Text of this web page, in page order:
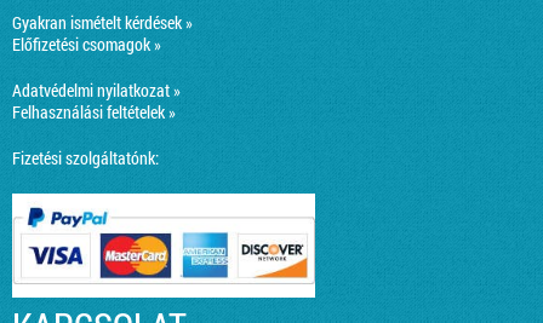
Gyakran ismételt kérdések »
Előfizetési csomagok »
Adatvédelmi nyilatkozat »
Felhasználási feltételek »
Fizetési szolgáltatónk: